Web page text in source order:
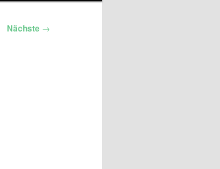
Nächste →